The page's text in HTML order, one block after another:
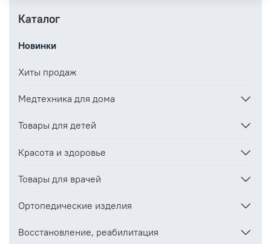
Каталог
Новинки
Хиты продаж
Медтехника для дома
Товары для детей
Красота и здоровье
Товары для врачей
Ортопедические изделия
Восстановление, реабилитация